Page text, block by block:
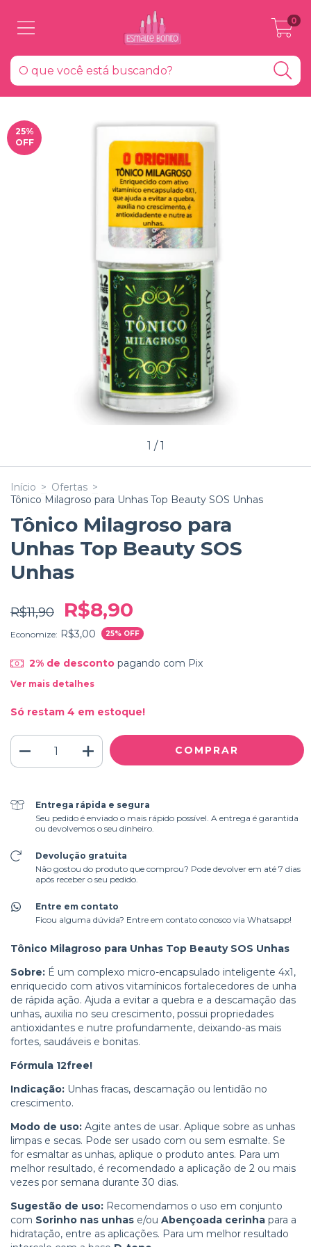
0
25%
OFF
1 /1
Início > Ofertas >
Tônico Milagroso para Unhas Top Beauty SOS Unhas
Tônico Milagroso para
Unhas Top Beauty SOS
Unhas
R$11,90 R$8,90
Economize: R$3,00 25% OFF
2% de descontopagando com Pix
Ver mais detalhes
Só restam 4 em estoque!
Entrega rápida e segura
Seu pedido é enviado o mais rápido possível. A entrega é garantida
ou devolvemos o seu dinheiro.
Devolução gratuita
Não gostou do produto que comprou? Pode devolver em até 7 dias
após receber o seu pedido.
Entre em contato
Ficou alguma dúvida? Entre em contato conosco via Whatsapp!
Tônico Milagroso para Unhas Top Beauty SOS Unhas
Sobre: É um complexo micro-encapsulado inteligente 4x1,
enriquecido com ativos vitamínicos fortalecedores de unha
de rápida ação. Ajuda a evitar a quebra e a descamação das
unhas, auxilia no seu crescimento, possui propriedades
antioxidantes e nutre profundamente, deixando-as mais
fortes, saudáveis e bonitas.
Fórmula 12free!
Indicação: Unhas fracas, descamação ou lentidão no
crescimento.
Modo de uso: Agite antes de usar. Aplique sobre as unhas
limpas e secas. Pode ser usado com ou sem esmalte. Se
for esmaltar as unhas, aplique o produto antes. Para um
melhor resultado, é recomendado a aplicação de 2 ou mais
vezes por semana durante 30 dias.
Sugestão de uso: Recomendamos o uso em conjunto
com Sorinho nas unhas e/ou Abençoada cerinha para a
hidratação, entre as aplicações. Para um melhor resultado